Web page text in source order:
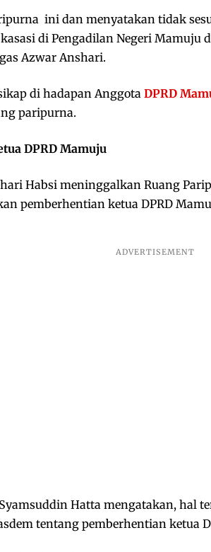
ini dan menyatakan tidak
di Pengadilan Negeri Mamuju
Azwar Anshari.
di hadapan Anggota DPRD
paripurna.
DPRD Mamuju
Habsi meninggalkan Ruang
pemberhentian ketua DPRD
Hatta mengatakan, hal
tentang pemberhentian ketua